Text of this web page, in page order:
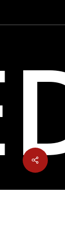
Share